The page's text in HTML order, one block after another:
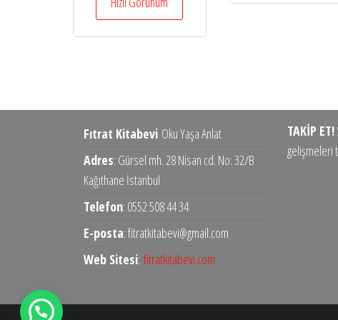
Fıtrat Kitabevi Oku Yaşa Anlat
Adres: Gürsel mh. 28 Nisan cd. No: 32/B
Kağıthane İstanbul
Telefon: 0552 508 44 34
E-posta: fitratkitabevi@gmail.com
Web Sitesi: fitratkitabevi.com
TAKİP ET!
gelişmeleri